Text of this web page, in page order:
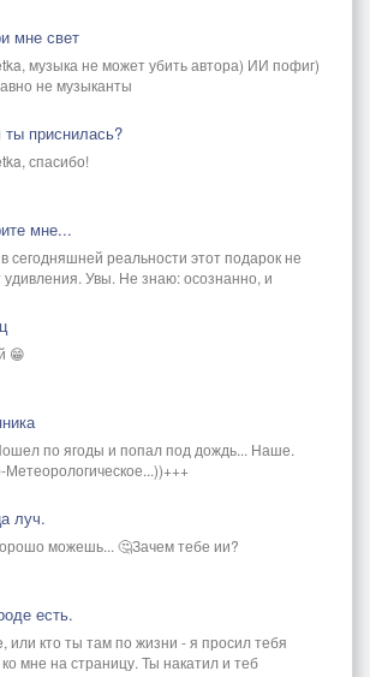
мне свет
музыка не может убить автора) ИИ пофиг)
не музыканты
приснилась?
спасибо!
мне...
сегодняшней реальности этот подарок не
Увы. Не знаю: осознанно, и
😁
по ягоды и попал под дождь... Наше.
луч.
можешь... 🤔Зачем тебе ии?
есть.
или кто ты там по жизни - я просил тебя
мне на страницу. Ты накатил и теб